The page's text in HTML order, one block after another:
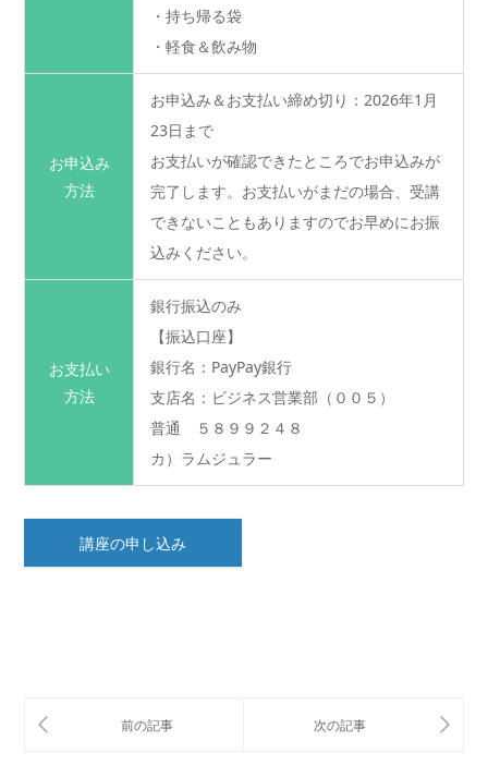
・持ち帰る袋
・軽食＆飲み物
お申込み
方法
お申込み＆お支払い締め切り：2026年1月
23日まで
お支払いが確認できたところでお申込みが
完了します。お支払いがまだの場合、受講
できないこともありますのでお早めにお振
込みください。
お支払い
方法
銀行振込のみ
【振込口座】
銀行名：PayPay銀行
支店名：ビジネス営業部（００５）
普通 ５８９９２４８
カ）ラムジュラー
講座の申し込み